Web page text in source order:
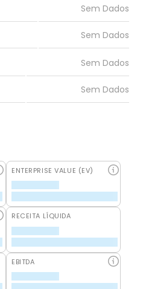
ENTERPRISE VALUE (EV)
RECEITA LÍQUIDA
EBITDA